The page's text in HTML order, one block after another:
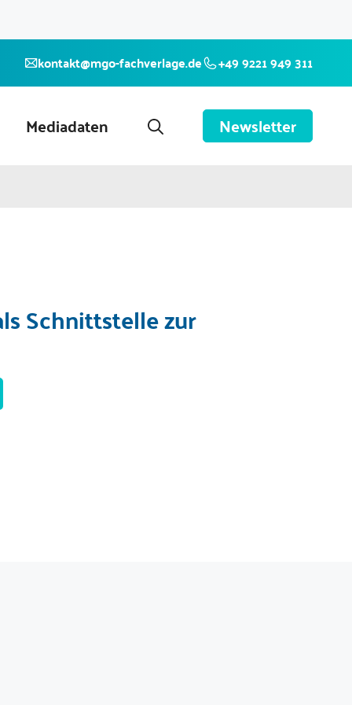
kontakt@mgo-fachverlage.de +49 9221 949 311
Mediadaten Newsletter
Schnittstelle zur